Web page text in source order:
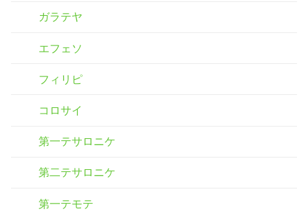
ガラテヤ
エフェソ
フィリピ
コロサイ
第一テサロニケ
第二テサロニケ
第一テモテ